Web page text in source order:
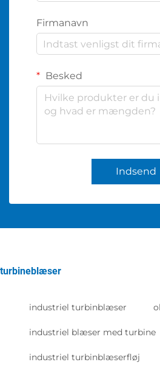
Firmanavn
Besked
Indsend
turbineblæser
industriel turbinblæser
industriel blæser med turbine
industriel turbinblæserfløj